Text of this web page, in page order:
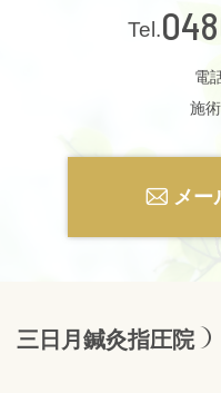
電
施
メー
三日月鍼灸指圧院